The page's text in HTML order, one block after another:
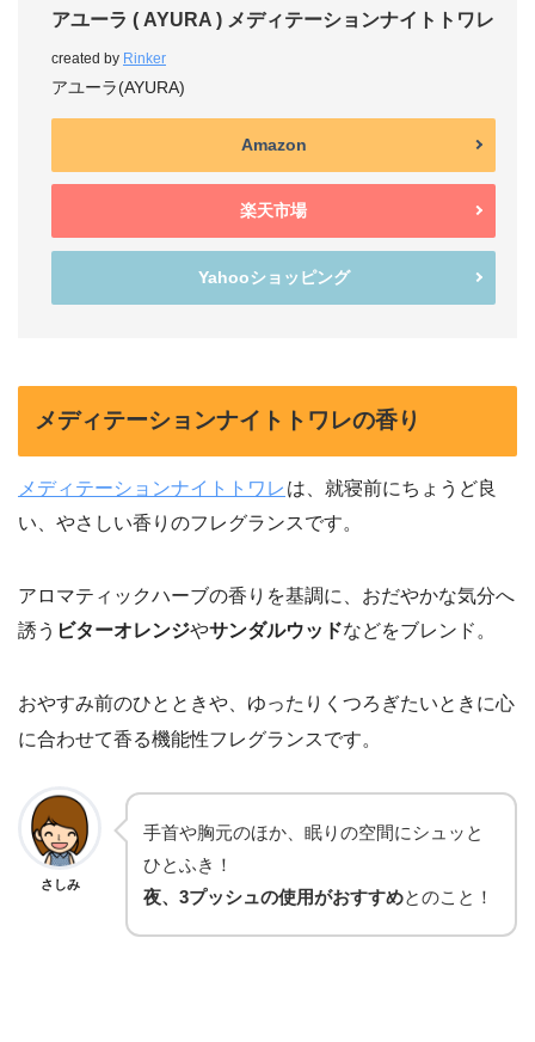
アユーラ ( AYURA ) メディテーションナイトトワレ
created by Rinker
アユーラ(AYURA)
Amazon
楽天市場
Yahooショッピング
メディテーションナイトトワレの香り
メディテーションナイトトワレ は、就寝前にちょうど良
い、やさしい香りのフレグランスです。
アロマティックハーブの香りを基調に、おだやかな気分へ
誘う ビターオレンジやサンダルウッドなどをブレンド。
おやすみ前のひとときや、ゆったりくつろぎたいときに心
に合わせて香る機能性フレグランスです。
さしみ
手首や胸元のほか、眠りの空間にシュッと
ひとふき！
夜、3プッシュの使用がおすすめとのこと！